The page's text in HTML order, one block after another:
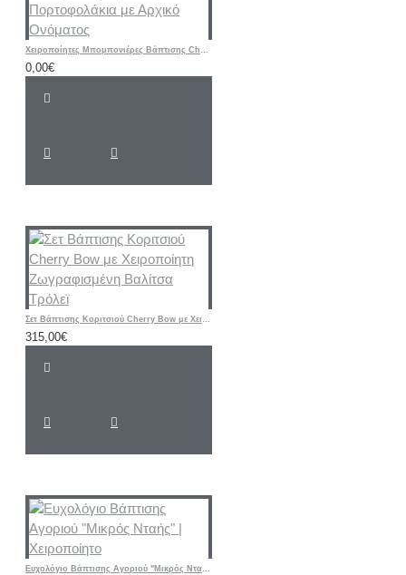
Χειροποίητες Μπομπονιέρες Βάπτισης Cherry – Υφασμάτινα Πορτοφολάκια με Αρχικό Ονόματος
0,00€
Σετ Βάπτισης Κοριτσιού Cherry Bow με Χειροποίητη Ζωγραφισμένη Βαλίτσα Τρόλεϊ
315,00€
Ευχολόγιο Βάπτισης Αγοριού "Μικρός Νταής" | Χειροποίητο